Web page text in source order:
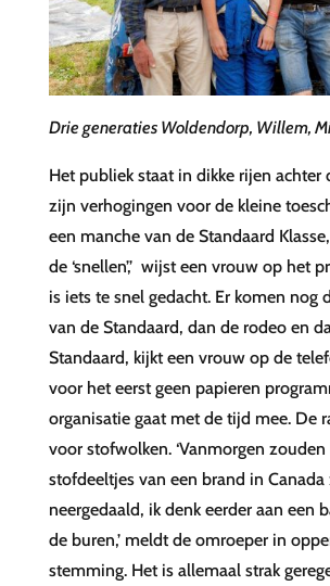
Drie generaties Woldendorp, Willem,
Het publiek staat in dikke rijen achter
zijn verhogingen voor de kleine
een manche van de Standaard
de ‘snellen’,’ wijst een vrouw op het
is iets te snel gedacht. Er komen nog
van de Standaard, dan de rodeo en
Standaard, kijkt een vrouw op de
voor het eerst geen papieren
organisatie gaat met de tijd mee. De
voor stofwolken. ‘Vanmorgen zouden
stofdeeltjes van een brand in Canada
neergedaald, ik denk eerder aan een
de buren,’ meldt de omroeper in
stemming. Het is allemaal strak